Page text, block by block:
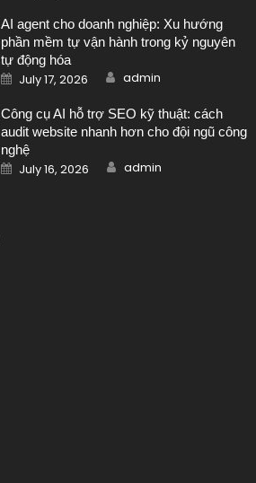
AI agent cho doanh nghiệp: Xu hướng
phần mềm tự vận hành trong kỷ nguyên
tự động hóa
Posted on
July 17, 2026 Author
admin
Công cụ AI hỗ trợ SEO kỹ thuật: cách
audit website nhanh hơn cho đội ngũ công
nghệ
Posted on
July 16, 2026 Author
admin